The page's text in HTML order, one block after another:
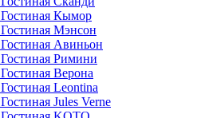
Гостиная Кымор
Гостиная Мэнсон
Гостиная Авиньон
Гостиная Римини
Гостиная Верона
Гостиная Leontina
Гостиная Jules Verne